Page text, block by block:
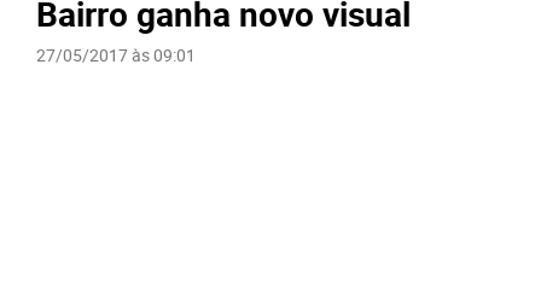
Bairro ganha novo visual
27/05/2017 às 09:01